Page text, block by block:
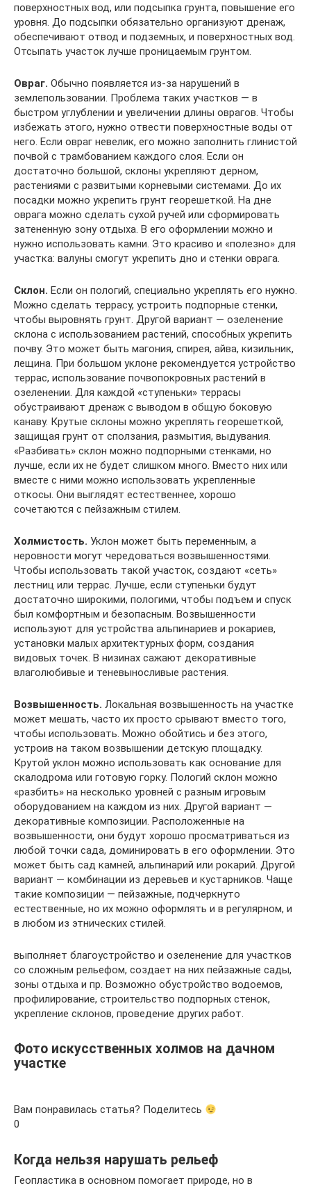
поверхностных вод, или подсыпка грунта, повышение его
уровня. До подсыпки обязательно организуют дренаж,
обеспечивают отвод и подземных, и поверхностных вод.
Отсыпать участок лучше проницаемым грунтом.
Овраг. Обычно появляется из-за нарушений в
землепользовании. Проблема таких участков — в
быстром углублении и увеличении длины оврагов. Чтобы
избежать этого, нужно отвести поверхностные воды от
него. Если овраг невелик, его можно заполнить глинистой
почвой с трамбованием каждого слоя. Если он
достаточно большой, склоны укрепляют дерном,
растениями с развитыми корневыми системами. До их
посадки можно укрепить грунт георешеткой. На дне
оврага можно сделать сухой ручей или сформировать
затененную зону отдыха. В его оформлении можно и
нужно использовать камни. Это красиво и «полезно» для
участка: валуны смогут укрепить дно и стенки оврага.
Склон. Если он пологий, специально укреплять его нужно.
Можно сделать террасу, устроить подпорные стенки,
чтобы выровнять грунт. Другой вариант — озеленение
склона с использованием растений, способных укрепить
почву. Это может быть магония, спирея, айва, кизильник,
лещина. При большом уклоне рекомендуется устройство
террас, использование почвопокровных растений в
озеленении. Для каждой «ступеньки» террасы
обустраивают дренаж с выводом в общую боковую
канаву. Крутые склоны можно укреплять георешеткой,
защищая грунт от сползания, размытия, выдувания.
«Разбивать» склон можно подпорными стенками, но
лучше, если их не будет слишком много. Вместо них или
вместе с ними можно использовать укрепленные
откосы. Они выглядят естественнее, хорошо
сочетаются с пейзажным стилем.
Холмистость. Уклон может быть переменным, а
неровности могут чередоваться возвышенностями.
Чтобы использовать такой участок, создают «сеть»
лестниц или террас. Лучше, если ступеньки будут
достаточно широкими, пологими, чтобы подъем и спуск
был комфортным и безопасным. Возвышенности
используют для устройства альпинариев и рокариев,
установки малых архитектурных форм, создания
видовых точек. В низинах сажают декоративные
влаголюбивые и теневыносливые растения.
Возвышенность. Локальная возвышенность на участке
может мешать, часто их просто срывают вместо того,
чтобы использовать. Можно обойтись и без этого,
устроив на таком возвышении детскую площадку.
Крутой уклон можно использовать как основание для
скалодрома или готовую горку. Пологий склон можно
«разбить» на несколько уровней с разным игровым
оборудованием на каждом из них. Другой вариант —
декоративные композиции. Расположенные на
возвышенности, они будут хорошо просматриваться из
любой точки сада, доминировать в его оформлении. Это
может быть сад камней, альпинарий или рокарий. Другой
вариант — комбинации из деревьев и кустарников. Чаще
такие композиции — пейзажные, подчеркнуто
естественные, но их можно оформлять и в регулярном, и
в любом из этнических стилей.
выполняет благоустройство и озеленение для участков
со сложным рельефом, создает на них пейзажные сады,
зоны отдыха и пр. Возможно обустройство водоемов,
профилирование, строительство подпорных стенок,
укрепление склонов, проведение других работ.
Фото искусственных холмов на дачном
участке
Вам понравилась статья? Поделитесь
0
Когда нельзя нарушать рельеф
Геопластика в основном помогает природе, но в